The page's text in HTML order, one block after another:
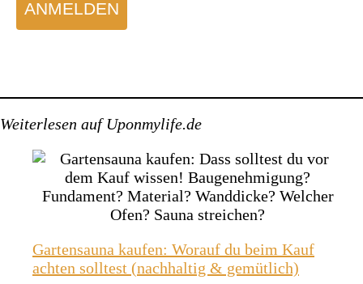
ANMELDEN
Weiterlesen auf Uponmylife.de
Gartensauna kaufen: Worauf du beim Kauf
achten solltest (nachhaltig & gemütlich)